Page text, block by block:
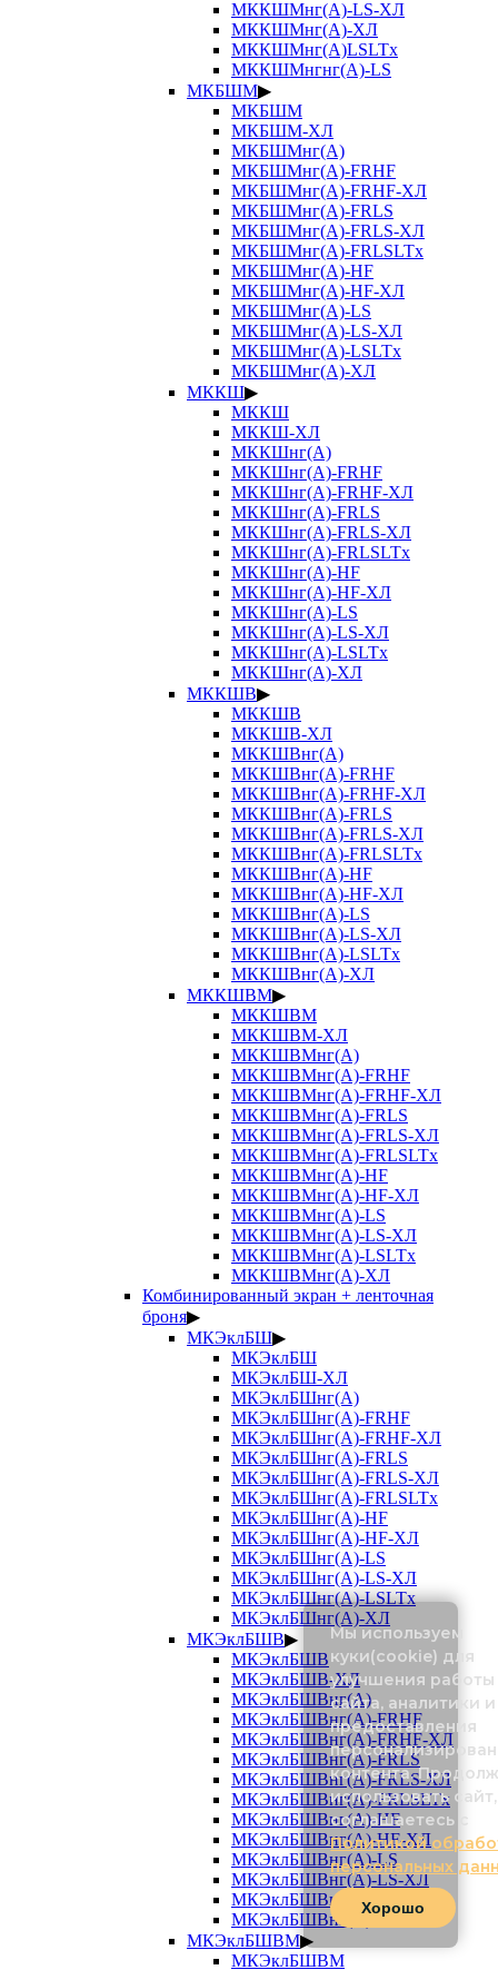
МККШМнг(А)-LS-ХЛ
МККШМнг(А)-ХЛ
МККШМнг(А)LSLTx
МККШМнгнг(А)-LS
МКБШМ▶
МКБШМ
МКБШМ-ХЛ
МКБШМнг(А)
МКБШМнг(А)-FRHF
МКБШМнг(А)-FRHF-ХЛ
МКБШМнг(А)-FRLS
МКБШМнг(А)-FRLS-ХЛ
МКБШМнг(А)-FRLSLTx
МКБШМнг(А)-HF
МКБШМнг(А)-HF-ХЛ
МКБШМнг(А)-LS
МКБШМнг(А)-LS-ХЛ
МКБШМнг(А)-LSLTx
МКБШМнг(А)-ХЛ
МККШ▶
МККШ
МККШ-ХЛ
МККШнг(А)
МККШнг(А)-FRHF
МККШнг(А)-FRHF-ХЛ
МККШнг(А)-FRLS
МККШнг(А)-FRLS-ХЛ
МККШнг(А)-FRLSLTx
МККШнг(А)-HF
МККШнг(А)-HF-ХЛ
МККШнг(А)-LS
МККШнг(А)-LS-ХЛ
МККШнг(А)-LSLTx
МККШнг(А)-ХЛ
МККШВ▶
МККШВ
МККШВ-ХЛ
МККШВнг(А)
МККШВнг(А)-FRHF
МККШВнг(А)-FRHF-ХЛ
МККШВнг(А)-FRLS
МККШВнг(А)-FRLS-ХЛ
МККШВнг(А)-FRLSLTx
МККШВнг(А)-HF
МККШВнг(А)-HF-ХЛ
МККШВнг(А)-LS
МККШВнг(А)-LS-ХЛ
МККШВнг(А)-LSLTx
МККШВнг(А)-ХЛ
МККШВМ▶
МККШВМ
МККШВМ-ХЛ
МККШВМнг(А)
МККШВМнг(А)-FRHF
МККШВМнг(А)-FRHF-ХЛ
МККШВМнг(А)-FRLS
МККШВМнг(А)-FRLS-ХЛ
МККШВМнг(А)-FRLSLTx
МККШВМнг(А)-HF
МККШВМнг(А)-HF-ХЛ
МККШВМнг(А)-LS
МККШВМнг(А)-LS-ХЛ
МККШВМнг(А)-LSLTx
МККШВМнг(А)-ХЛ
Комбинированный экран + ленточная
броня▶
МКЭклБШ▶
МКЭклБШ
МКЭклБШ-ХЛ
МКЭклБШнг(А)
МКЭклБШнг(А)-FRHF
МКЭклБШнг(А)-FRHF-ХЛ
МКЭклБШнг(А)-FRLS
МКЭклБШнг(А)-FRLS-ХЛ
МКЭклБШнг(А)-FRLSLTx
МКЭклБШнг(А)-HF
МКЭклБШнг(А)-HF-ХЛ
МКЭклБШнг(А)-LS
МКЭклБШнг(А)-LS-ХЛ
МКЭклБШнг(А)-LSLTx
МКЭклБШнг(А)-ХЛ
МКЭклБШВ▶
МКЭклБШВ
МКЭклБШВ-ХЛ
МКЭклБШВнг(А)
МКЭклБШВнг(А)-FRHF
МКЭклБШВнг(А)-FRHF-ХЛ
МКЭклБШВнг(А)-FRLS
МКЭклБШВнг(А)-FRLS-ХЛ
МКЭклБШВнг(А)-FRLSLTx
МКЭклБШВнг(А)-HF
МКЭклБШВнг(А)-HF-ХЛ
МКЭклБШВнг(А)-LS
МКЭклБШВнг(А)-LS-ХЛ
МКЭклБШВнг(А)-LSLTx
МКЭклБШВнг(А)-ХЛ
МКЭклБШВМ▶
МКЭклБШВМ
Мы используем
куки(cookie) для
улучшения работы
сайта, аналитики и
предоставления
контента.
использовать
соглашаетесь с
Политикой
персональных
Хорошо